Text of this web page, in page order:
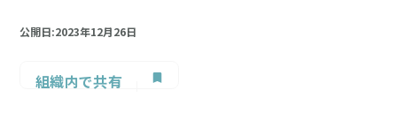
公開日:2023年12月26日
組織内で共有